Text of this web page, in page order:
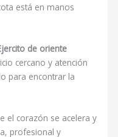
está en manos
de oriente
cercano y atención
para encontrar la
el corazón se acelera y
profesional y